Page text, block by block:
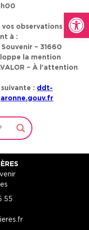
Ouvrir
observations
à :
– 31660
la mention
– À l’attention
: ddt-
55